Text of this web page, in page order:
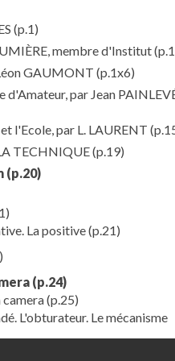
(p.1)
membre d'Institut
GAUMONT (p.1x6)
d'Amateur, par Jean
l'Ecole, par L. LAURENT
TECHNIQUE(p.19)
(p.20)
La positive(p.21)
(p.24)
camera(p.25)
L'obturateur. Le mécanisme